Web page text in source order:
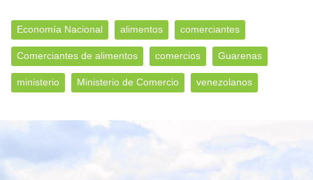
Economía Nacional alimentos comerciantes
Comerciantes de alimentos comercios Guarenas
ministerio Ministerio de Comercio venezolanos